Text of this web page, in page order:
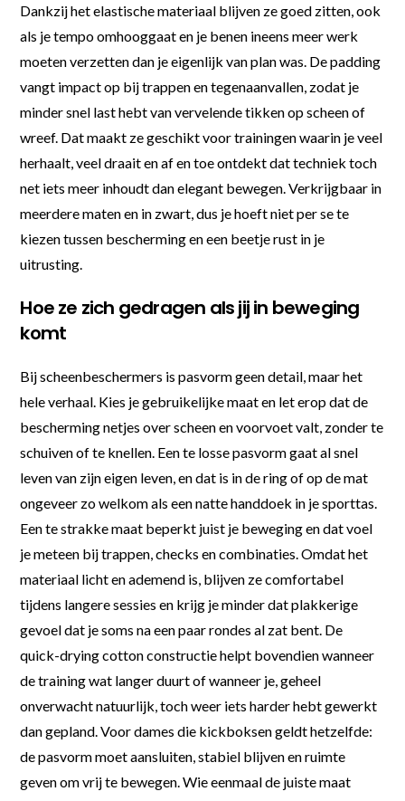
Dankzij het elastische materiaal blijven ze goed zitten, ook
als je tempo omhooggaat en je benen ineens meer werk
moeten verzetten dan je eigenlijk van plan was. De padding
vangt impact op bij trappen en tegenaanvallen, zodat je
minder snel last hebt van vervelende tikken op scheen of
wreef. Dat maakt ze geschikt voor trainingen waarin je veel
herhaalt, veel draait en af en toe ontdekt dat techniek toch
net iets meer inhoudt dan elegant bewegen. Verkrijgbaar in
meerdere maten en in zwart, dus je hoeft niet per se te
kiezen tussen bescherming en een beetje rust in je
uitrusting.
Hoe ze zich gedragen als jij in beweging
komt
Bij scheenbeschermers is pasvorm geen detail, maar het
hele verhaal. Kies je gebruikelijke maat en let erop dat de
bescherming netjes over scheen en voorvoet valt, zonder te
schuiven of te knellen. Een te losse pasvorm gaat al snel
leven van zijn eigen leven, en dat is in de ring of op de mat
ongeveer zo welkom als een natte handdoek in je sporttas.
Een te strakke maat beperkt juist je beweging en dat voel
je meteen bij trappen, checks en combinaties. Omdat het
materiaal licht en ademend is, blijven ze comfortabel
tijdens langere sessies en krijg je minder dat plakkerige
gevoel dat je soms na een paar rondes al zat bent. De
quick-drying cotton constructie helpt bovendien wanneer
de training wat langer duurt of wanneer je, geheel
onverwacht natuurlijk, toch weer iets harder hebt gewerkt
dan gepland. Voor dames die kickboksen geldt hetzelfde:
de pasvorm moet aansluiten, stabiel blijven en ruimte
geven om vrij te bewegen. Wie eenmaal de juiste maat